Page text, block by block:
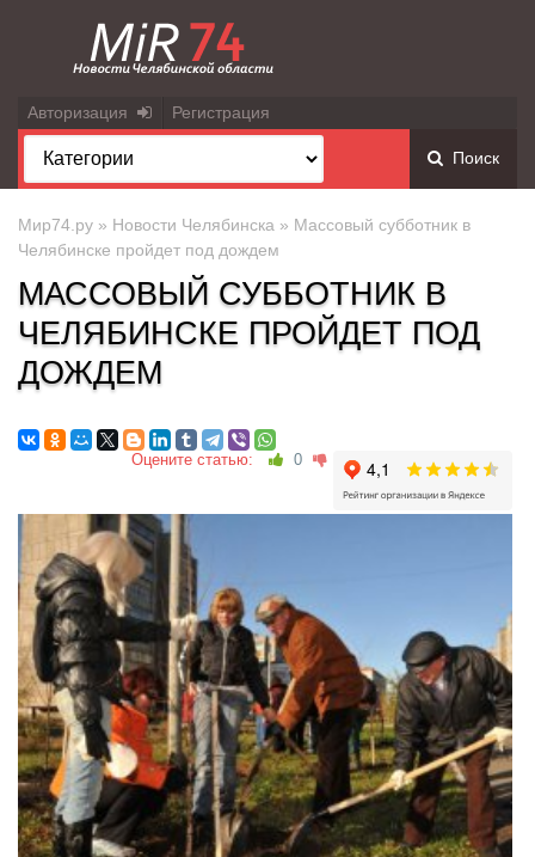
Авторизация Регистрация
Поиск
Мир74.ру » Новости Челябинска » Массовый субботник в
Челябинске пройдет под дождем
МАССОВЫЙ СУББОТНИК В
ЧЕЛЯБИНСКЕ ПРОЙДЕТ ПОД
ДОЖДЕМ
Оцените статью: 0